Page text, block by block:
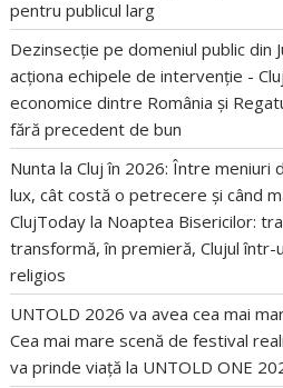
pentru publicul larg
Dezinsecție pe domeniul public din
acționa echipele de intervenție -
economice dintre România și
fără precedent de bun
Nunta la Cluj în 2026: Între meniuri
lux, cât costă o petrecere și când
ClujToday la Noaptea Bisericilor:
transformă, în premieră, Clujul într-
religios
UNTOLD 2026 va avea cea mai
Cea mai mare scenă de festival
va prinde viață la UNTOLD ONE